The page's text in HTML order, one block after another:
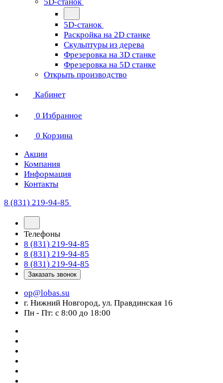
5D-станок
Раскройка на 2D станке
Скульптуры из дерева
Фрезеровка на 3D станке
Фрезеровка на 5D станке
Открыть производство
Кабинет
0 Избранное
0 Корзина
Акции
Компания
Информация
Контакты
8 (831) 219-94-85
Телефоны
8 (831) 219-94-85
8 (831) 219-94-85
8 (831) 219-94-85
Заказать звонок
op@lobas.su
г. Нижний Новгород, ул. Правдинская 16
Пн - Пт: с 8:00 до 18:00